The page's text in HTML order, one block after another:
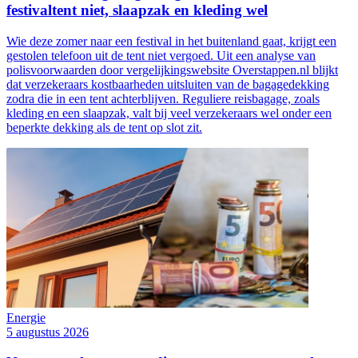
festivaltent niet, slaapzak en kleding wel
Wie deze zomer naar een festival in het buitenland gaat, krijgt een
gestolen telefoon uit de tent niet vergoed. Uit een analyse van
polisvoorwaarden door vergelijkingswebsite Overstappen.nl blijkt
dat verzekeraars kostbaarheden uitsluiten van de bagagedekking
zodra die in een tent achterblijven. Reguliere reisbagage, zoals
kleding en een slaapzak, valt bij veel verzekeraars wel onder een
beperkte dekking als de tent op slot zit.
Energie
5 augustus 2026